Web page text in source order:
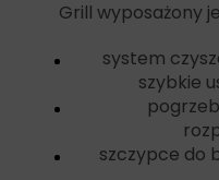
Grill wyposażony
system
szybkie
szczypce do